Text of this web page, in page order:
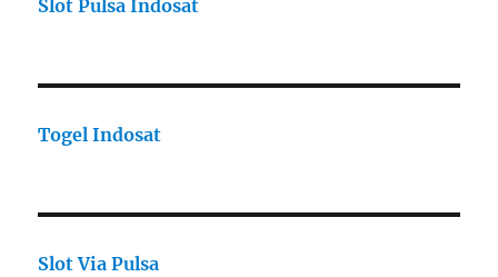
Slot Pulsa Indosat
Togel Indosat
Slot Via Pulsa